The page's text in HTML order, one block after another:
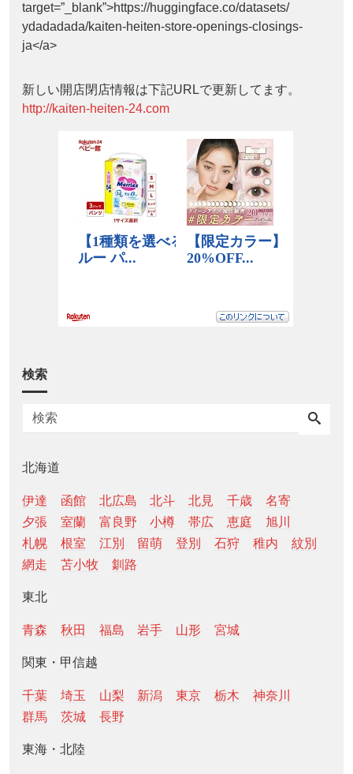
target=”_blank”>https://huggingface.co/datasets/
ydadadada/kaiten-heiten-store-openings-closings-
ja</a>
新しい開店閉店情報は下記URLで更新してます。
http://kaiten-heiten-24.com
検索
北海道
伊達 函館 北広島 北斗 北見 千歳
名寄
夕張
室蘭 富良野 小樽 帯広 恵庭
旭川
札幌
根室 江別 留萌 登別 石狩 稚内
紋別
網走
苫小牧 釧路
東北
青森 秋田 福島 岩手 山形 宮城
関東・甲信越
千葉 埼玉 山梨 新潟 東京 栃木
神奈川
群馬
茨城 長野
東海・北陸